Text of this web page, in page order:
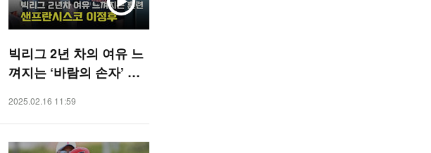
빅리그 2년 차의 여유 느
껴지는 ‘바람의 손자’ 이
2025.02.16 11:59